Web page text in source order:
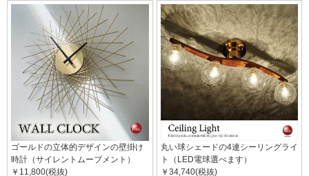
ゴールドの立体的デザインの壁掛け
時計（サイレントムーブメント）
￥11,800(税抜)
丸い球シェードの4連シーリングライ
ト（LED電球選べます）
￥34,740(税抜)